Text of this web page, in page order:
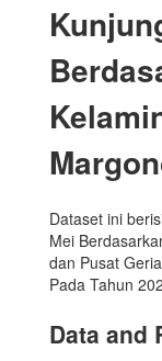
Dataset ini
Mei
dan Pusat
Pada Tahun
Data and